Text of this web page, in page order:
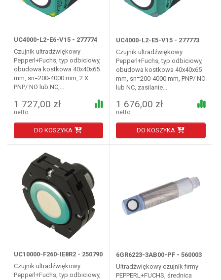
UC4000-L2-E6-V15 - 277774
Czujnik ultradźwiękowy
Pepperl+Fuchs, typ odbiciowy,
obudowa kostkowa 40x40x65
mm, sn=200-4000 mm, 2 X
PNP/ NO lub NC,...
1 727,00 zł
netto
DO KOSZYKA
UC4000-L2-E5-V15 - 277773
Czujnik ultradźwiękowy
Pepperl+Fuchs, typ odbiciowy,
obudowa kostkowa 40x40x65
mm, sn=200-4000 mm, PNP/ NO
lub NC, zasilanie...
1 676,00 zł
netto
DO KOSZYKA
UC10000-F260-IE8R2 - 250790
Czujnik ultradźwiękowy
Pepperl+Fuchs, typ odbiciowy,
6GR6223-3AB00-PF - 560003
Ultradźwiękowy czujnik firmy
PEPPERL+FUCHS, średnica